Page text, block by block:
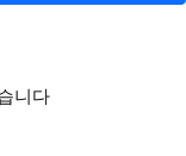
니다